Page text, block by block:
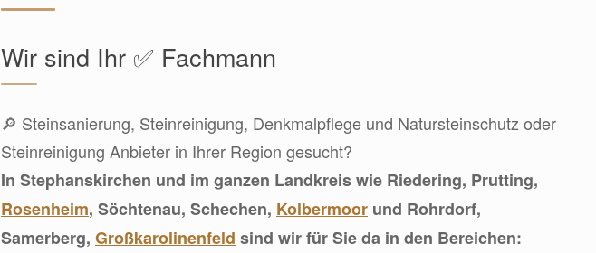
Wir sind Ihr ✅ Fachmann
🔎 Steinsanierung, Steinreinigung, Denkmalpflege und Natursteinschutz oder
Steinreinigung Anbieter in Ihrer Region gesucht?
In Stephanskirchen und im ganzen Landkreis wie Riedering, Prutting,
Rosenheim, Söchtenau, Schechen, Kolbermoor und Rohrdorf,
Samerberg, Großkarolinenfeld sind wir für Sie da in den Bereichen: